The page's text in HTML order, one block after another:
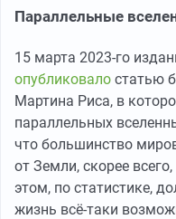
Параллельные
15 марта 2023-го
опубликовало статью
Мартина Риса, в
параллельных
что большинство
от Земли, скорее
этом, по статистике,
жизнь всё-таки